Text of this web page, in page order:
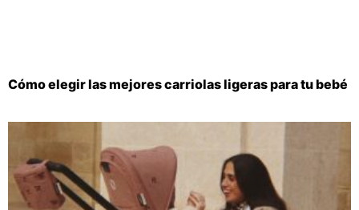
Cómo elegir las mejores carriolas ligeras para tu bebé